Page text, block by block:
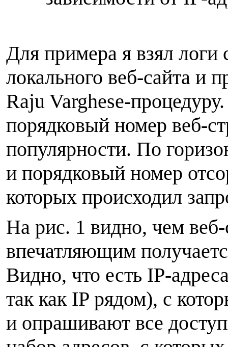
Для примера я взял логи
локального веб-сайта и
Raju Varghese-
порядковый номер веб-
популярности. По
и порядковый номер
которых происходил
На рис. 1 видно, чем
впечатляющим
Видно, что есть IP-
так как IP рядом), с
и опрашивают все